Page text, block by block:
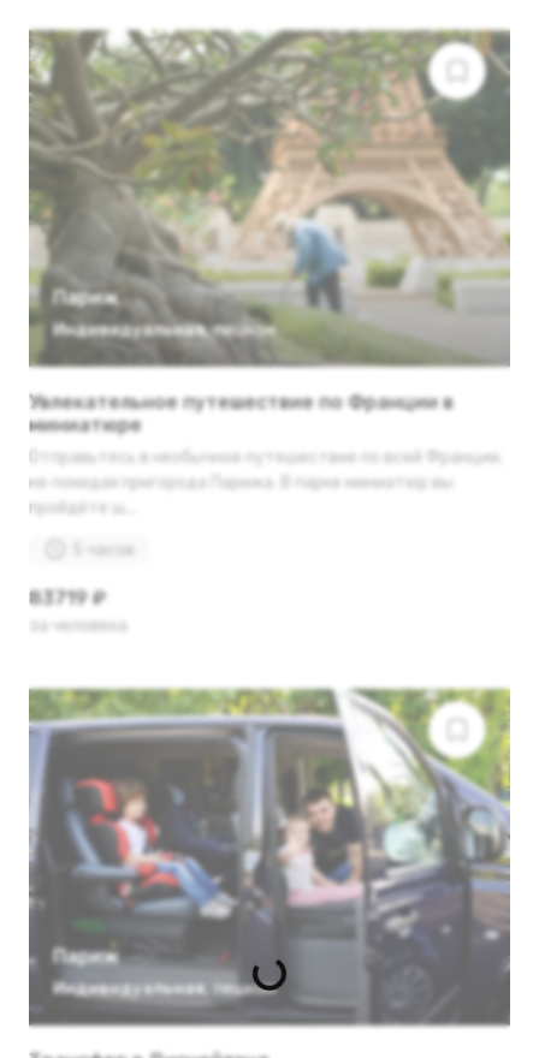
Париж
Индивидуальная, пешком
Увлекательное путешествие по Франции в
миниатюре
Отправьтесь в необычное путешествие по всей Франции,
не покидая пригорода Парижа. В парке миниатюр вы
пройдёте ш...
5 часов
83719 ₽
за человека
Париж
Индивидуальная пешком